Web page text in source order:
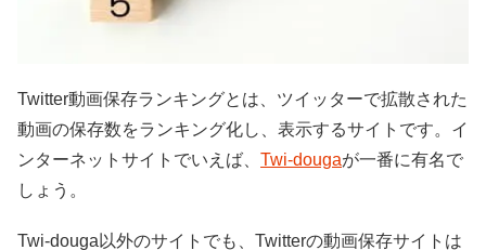
Twitter動画保存ランキングとは、ツイッターで拡散された
動画の保存数をランキング化し、表示するサイトです。イ
ンターネットサイトでいえば、 Twi-dougaが一番に有名で
しょう。
Twi-douga以外のサイトでも、Twitterの動画保存サイトは